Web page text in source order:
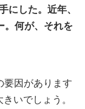
した。近年、
。何が、それを
要因があります
いでしょう。